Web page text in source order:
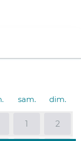
sam. dim.
1 2